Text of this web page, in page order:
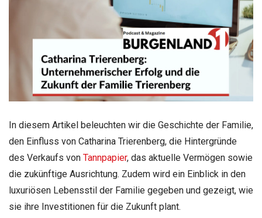
In diesem Artikel beleuchten wir die Geschichte der Familie,
den Einfluss von Catharina Trierenberg, die Hintergründe
des Verkaufs von Tannpapier, das aktuelle Vermögen sowie
die zukünftige Ausrichtung. Zudem wird ein Einblick in den
luxuriösen Lebensstil der Familie gegeben und gezeigt, wie
sie ihre Investitionen für die Zukunft plant.